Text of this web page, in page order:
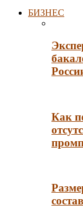
БИЗНЕС
Как